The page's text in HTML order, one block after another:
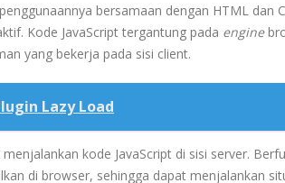
bersamaan dengan HTML dan
Kode JavaScript tergantung pada engine
yang bekerja pada sisi client.
Lazy Load
kode JavaScript di sisi server.
di browser, sehingga dapat menjalankan